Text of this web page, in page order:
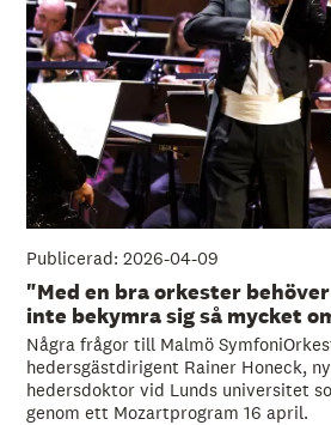
Publicerad: 2026-04-09
"Med en bra orkester
inte bekymra sig så mycket
Några frågor till Malmö
hedersgästdirigent Rainer Honeck,
hedersdoktor vid Lunds universitet
genom ett Mozartprogram 16 april.